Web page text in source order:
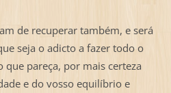
de recuperar também, e será
seja o adicto a fazer todo o
pareça, por mais certeza
e do vosso equilíbrio e